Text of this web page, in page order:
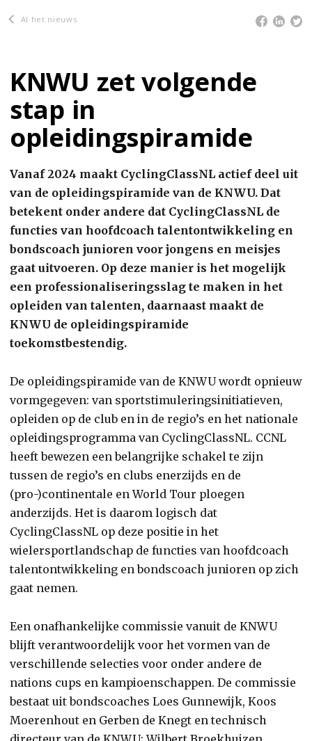
Al het nieuws
KNWU zet volgende
stap in
opleidingspiramide
Vanaf 2024 maakt CyclingClassNL actief deel uit
van de opleidingspiramide van de KNWU. Dat
betekent onder andere dat CyclingClassNL de
functies van hoofdcoach talentontwikkeling en
bondscoach junioren voor jongens en meisjes
gaat uitvoeren. Op deze manier is het mogelijk
een professionaliseringsslag te maken in het
opleiden van talenten, daarnaast maakt de
KNWU de opleidingspiramide
toekomstbestendig.
De opleidingspiramide van de KNWU wordt opnieuw
vormgegeven: van sportstimuleringsinitiatieven,
opleiden op de club en in de regio’s en het nationale
opleidingsprogramma van CyclingClassNL. CCNL
heeft bewezen een belangrijke schakel te zijn
tussen de regio’s en clubs enerzijds en de
(pro-)continentale en World Tour ploegen
anderzijds. Het is daarom logisch dat
CyclingClassNL op deze positie in het
wielersportlandschap de functies van hoofdcoach
talentontwikkeling en bondscoach junioren op zich
gaat nemen.
Een onafhankelijke commissie vanuit de KNWU
blijft verantwoordelijk voor het vormen van de
verschillende selecties voor onder andere de
nations cups en kampioenschappen. De commissie
bestaat uit bondscoaches Loes Gunnewijk, Koos
Moerenhout en Gerben de Knegt en technisch